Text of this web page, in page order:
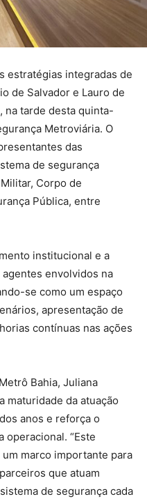
estratégias integradas de
de Salvador e Lauro de
na tarde desta quinta-
Metroviária. O
das
de segurança
Corpo de
Pública, entre
institucional e a
envolvidos na
se como um espaço
apresentação de
contínuas nas ações
Bahia, Juliana
maturidade da atuação
anos e reforça o
operacional. “Este
marco importante para
que atuam
de segurança cada